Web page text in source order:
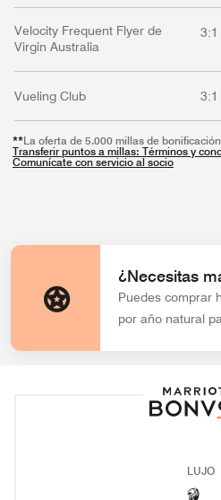
Velocity Frequent Flyer de
Virgin Australia
3:1
Vueling Club 3:1
**La oferta de 5.000 millas de
Transferir puntos a millas: Términos y
Comunícate con servicio al socio
¿Necesitas
Puedes comprar
por año natural
Abre una ventana nueva
Logo
LUJO